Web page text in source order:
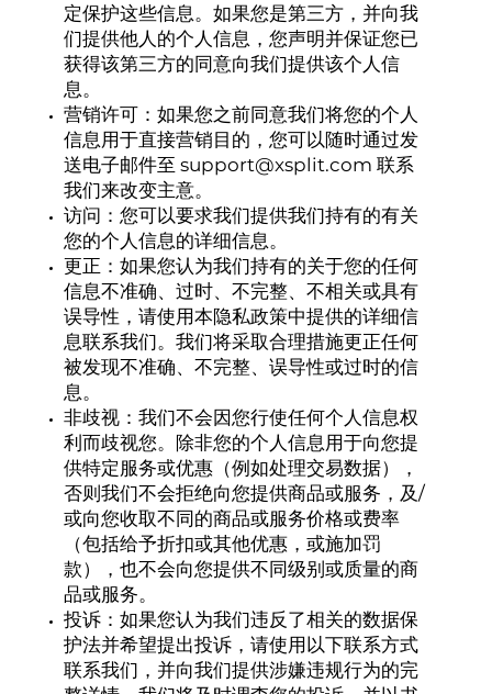
定保护这些信息。如果您是第三方，并向我
们提供他人的个人信息，您声明并保证您已
获得该第三方的同意向我们提供该个人信
息。
营销许可：如果您之前同意我们将您的个人
信息用于直接营销目的，您可以随时通过发
送电子邮件至support@xsplit.com 联系
我们来改变主意。
访问：您可以要求我们提供我们持有的有关
您的个人信息的详细信息。
更正：如果您认为我们持有的关于您的任何
信息不准确、过时、不完整、不相关或具有
误导性，请使用本隐私政策中提供的详细信
息联系我们。我们将采取合理措施更正任何
被发现不准确、不完整、误导性或过时的信
息。
非歧视：我们不会因您行使任何个人信息权
利而歧视您。除非您的个人信息用于向您提
供特定服务或优惠（例如处理交易数据），
否则我们不会拒绝向您提供商品或服务，及/
或向您收取不同的商品或服务价格或费率
（包括给予折扣或其他优惠，或施加罚
款），也不会向您提供不同级别或质量的商
品或服务。
投诉：如果您认为我们违反了相关的数据保
护法并希望提出投诉，请使用以下联系方式
联系我们，并向我们提供涉嫌违规行为的完